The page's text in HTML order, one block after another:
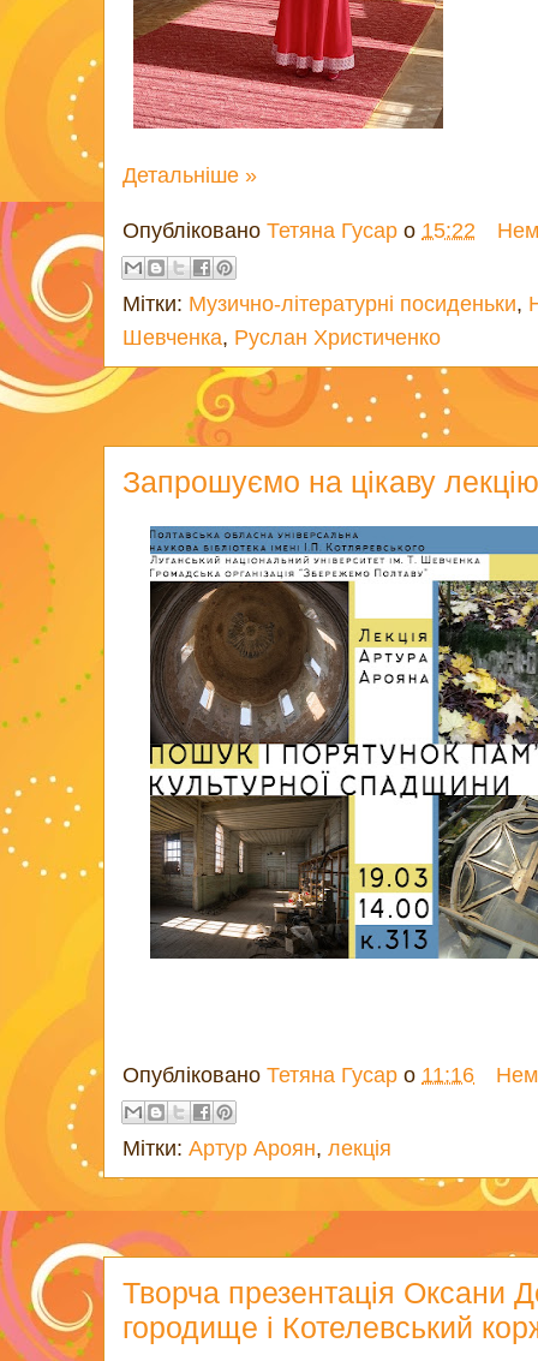
Детальніше »
Опубліковано Тетяна Гусар о 15:22
Мітки: Музично-літературні посиденьки,
Шевченка, Руслан Христиченко
Запрошуємо на цікаву
Опубліковано Тетяна Гусар о 11:16
Мітки: Артур Ароян, лекція
Творча презентація Оксани
городище і Котелевський